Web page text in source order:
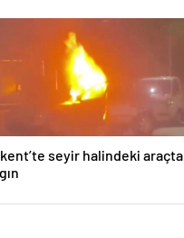
seyir halindeki araçta